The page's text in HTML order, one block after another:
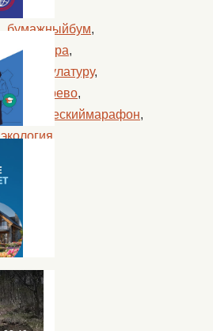
Метки:
бумажныйбум,
макулатура,
сдаймакулатуру,
спасидерево,
экологическиймарафон,
экология